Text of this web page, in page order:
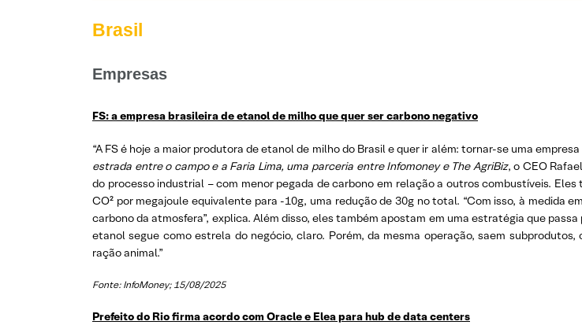
Brasil
Empresas
FS: a empresa brasileira de etanol de milho que quer ser carbono negativo
“A FS é hoje a maior produtora de etanol de milho do Brasil e quer ir além: tornar-se uma
estrada entre o campo e a Faria Lima, uma parceria entre Infomoney e The AgriBiz, o CEO
do processo industrial – com menor pegada de carbono em relação a outros combustíveis.
CO² por megajoule equivalente para -10g, uma redução de 30g no total. “Com isso, à medida
carbono da atmosfera”, explica. Além disso, eles também apostam em uma estratégia que
etanol segue como estrela do negócio, claro. Porém, da mesma operação, saem
ração animal.”
Fonte: InfoMoney; 15/08/2025
Prefeito do Rio firma acordo com Oracle e Elea para hub de data centers